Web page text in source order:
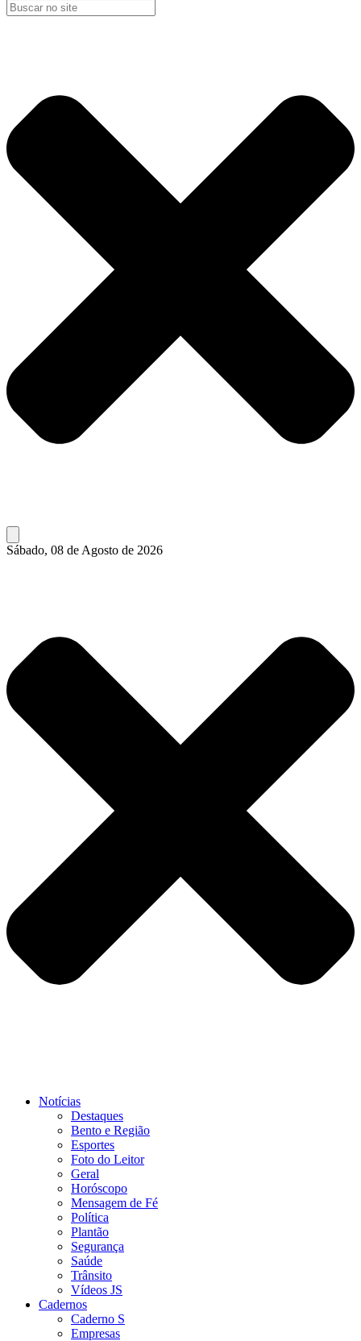
Sábado, 08 de Agosto de 2026
Notícias
Destaques
Bento e Região
Esportes
Foto do Leitor
Geral
Horóscopo
Mensagem de Fé
Política
Plantão
Segurança
Saúde
Trânsito
Vídeos JS
Cadernos
Caderno S
Empresas